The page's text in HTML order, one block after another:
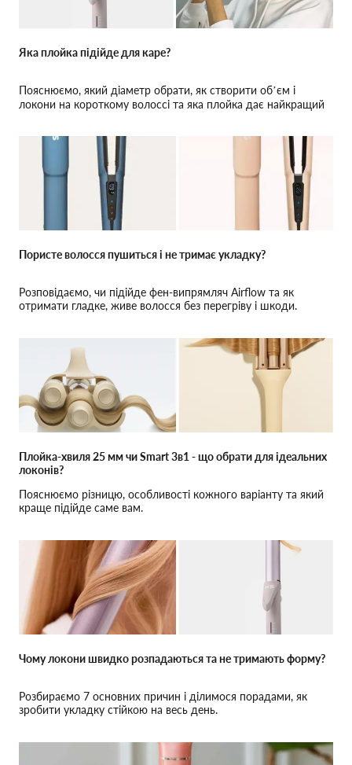
Яка плойка підійде для каре?
Пояснюємо, який діаметр обрати, як створити об’єм і
локони на короткому волоссі та яка плойка дає найкращий
Пористе волосся пушиться і не тримає укладку?
Розповідаємо, чи підійде фен-випрямляч Airflow та як
отримати гладке, живе волосся без перегріву і шкоди.
Плойка-хвиля 25 мм чи Smart 3в1 - що обрати для ідеальних
локонів?
Пояснюємо різницю, особливості кожного варіанту та який
краще підійде саме вам.
Чому локони швидко розпадаються та не тримають форму?
Розбираємо 7 основних причин і ділимося порадами, як
зробити укладку стійкою на весь день.